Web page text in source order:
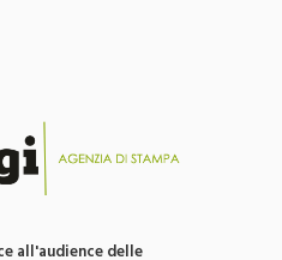
all'audience delle